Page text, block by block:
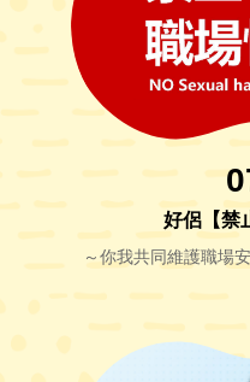
好侶【禁
～你我共同維護職場